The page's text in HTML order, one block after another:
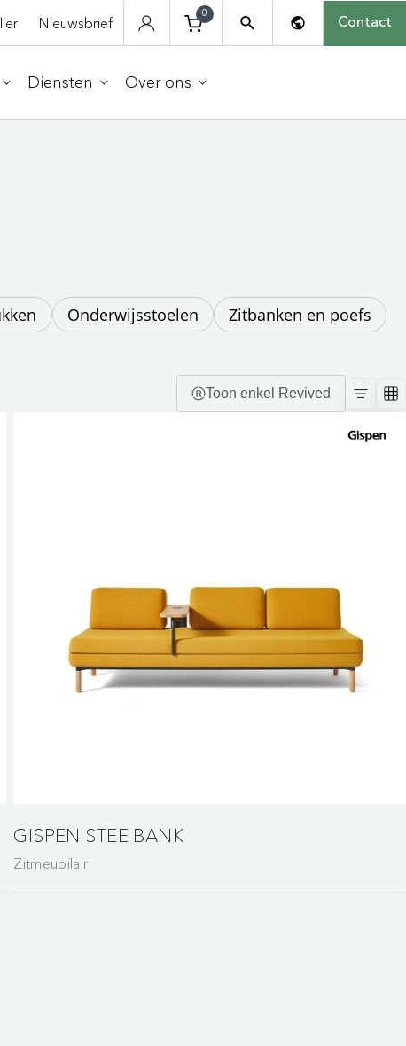
Nieuwsbrief
0
Contact
Diensten Over ons
Onderwijsstoelen
Zitbanken en poefs
Toon enkel Revived
GISPEN STEE BANK
Zitmeubilair